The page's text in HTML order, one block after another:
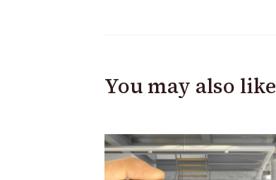
You may also like